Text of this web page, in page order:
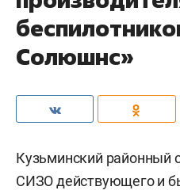
Солюшнс»
Кузьминский районный
СИЗО действующего и